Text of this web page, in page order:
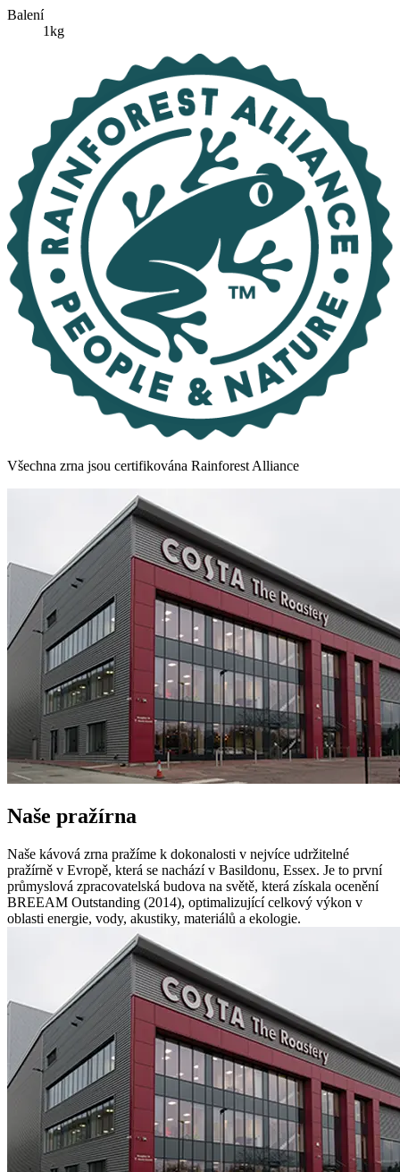
Balení
1kg
Všechna zrna jsou certifikována Rainforest Alliance
Naše pražírna
Naše kávová zrna pražíme k dokonalosti v nejvíce udržitelné
pražírně v Evropě, která se nachází v Basildonu, Essex. Je to první
průmyslová zpracovatelská budova na světě, která získala ocenění
BREEAM Outstanding (2014), optimalizující celkový výkon v
oblasti energie, vody, akustiky, materiálů a ekologie.